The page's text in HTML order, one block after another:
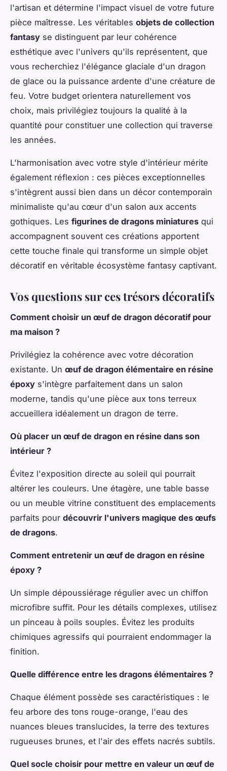
l'artisan et détermine l'impact visuel de votre future
pièce maîtresse. Les véritables objets de collection
fantasy se distinguent par leur cohérence
esthétique avec l'univers qu'ils représentent, que
vous recherchiez l'élégance glaciale d'un dragon
de glace ou la puissance ardente d'une créature de
feu. Votre budget orientera naturellement vos
choix, mais privilégiez toujours la qualité à la
quantité pour constituer une collection qui traverse
les années.
L'harmonisation avec votre style d'intérieur mérite
également réflexion : ces pièces exceptionnelles
s'intègrent aussi bien dans un décor contemporain
minimaliste qu'au cœur d'un salon aux accents
gothiques. Les figurines de dragons miniatures qui
accompagnent souvent ces créations apportent
cette touche finale qui transforme un simple objet
décoratif en véritable écosystème fantasy captivant.
Vos questions sur ces trésors décoratifs
Comment choisir un œuf de dragon décoratif pour
ma maison ?
Privilégiez la cohérence avec votre décoration
existante. Un œuf de dragon élémentaire en résine
époxy s'intègre parfaitement dans un salon
moderne, tandis qu'une pièce aux tons terreux
accueillera idéalement un dragon de terre.
Où placer un œuf de dragon en résine dans son
intérieur ?
Évitez l'exposition directe au soleil qui pourrait
altérer les couleurs. Une étagère, une table basse
ou un meuble vitrine constituent des emplacements
parfaits pour découvrir l'univers magique des œufs
de dragons.
Comment entretenir un œuf de dragon en résine
époxy ?
Un simple dépoussiérage régulier avec un chiffon
microfibre suffit. Pour les détails complexes, utilisez
un pinceau à poils souples. Évitez les produits
chimiques agressifs qui pourraient endommager la
finition.
Quelle différence entre les dragons élémentaires ?
Chaque élément possède ses caractéristiques : le
feu arbore des tons rouge-orange, l'eau des
nuances bleues translucides, la terre des textures
rugueuses brunes, et l'air des effets nacrés subtils.
Quel socle choisir pour mettre en valeur un œuf de